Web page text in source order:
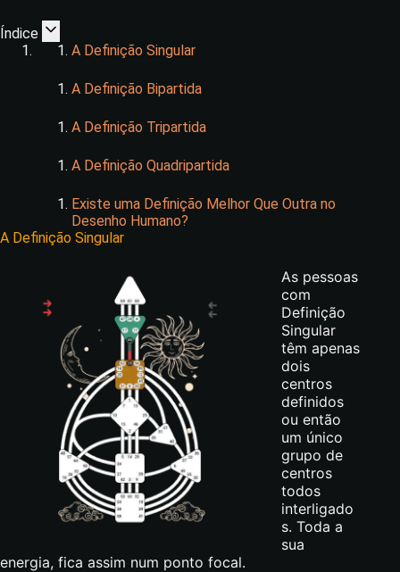
Índice
A Definição Singular
A Definição Bipartida
A Definição Tripartida
A Definição Quadripartida
Existe uma Definição Melhor Que Outra no
Desenho Humano?
A Definição Singular
As pessoas
com
Definição
Singular
têm apenas
dois
centros
definidos
ou então
um único
grupo de
centros
todos
interligado
s. Toda a
sua
energia, fica assim num ponto focal.